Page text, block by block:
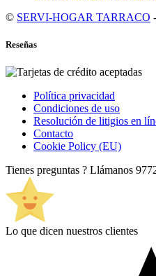
© SERVI-HOGAR TARRACO
Reseñas
Política privacidad
Condiciones de uso
Resolución de litigios en
Contacto
Cookie Policy (EU)
Tienes preguntas ? Llámanos
Lo que dicen nuestros clientes